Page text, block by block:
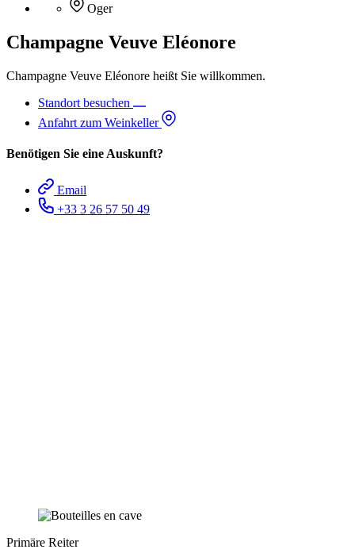
Oger
Champagne Veuve Eléonore
Champagne Veuve Eléonore heißt Sie willkommen.
Standort besuchen
Anfahrt zum Weinkeller
Benötigen Sie eine Auskunft?
Email
+33 3 26 57 50 49
Primäre Reiter